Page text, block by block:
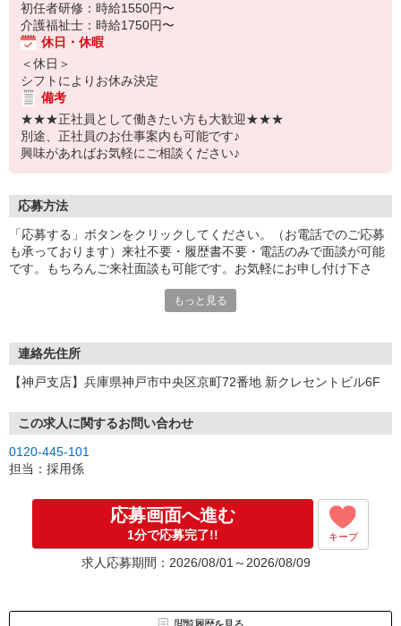
初任者研修：時給1550円〜
介護福祉士：時給1750円〜
休日・休暇
＜休日＞
シフトによりお休み決定
備考
★★★正社員として働きたい方も大歓迎★★★
別途、正社員のお仕事案内も可能です♪
興味があればお気軽にご相談ください♪
応募方法
「応募する」ボタンをクリックしてください。（お電話でのご応募
も承っております）来社不要・履歴書不要・電話のみで面談が可能
です。もちろんご来社面談も可能です。お気軽にお申し付け下さ
もっと見る
連絡先住所
【神戸支店】兵庫県神戸市中央区京町72番地 新クレセントビル6F
この求人に関するお問い合わせ
0120-445-101
担当：採用係
応募画面へ進む
1分で応募完了!! キープ
求人応募期間：2026/08/01～2026/08/09